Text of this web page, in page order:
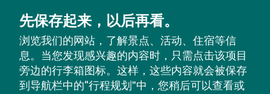
先保存起来，以后再看。
浏览我们的网站，了解景点、活动、住宿等信
息。当您发现感兴趣的内容时，只需点击该项目
旁边的行李箱图标。这样，这些内容就会被保存
到导航栏中的“行程规划”中，您稍后可以查看或